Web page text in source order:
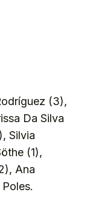
(3),
Da Silva
Silvia
(1),
Ana